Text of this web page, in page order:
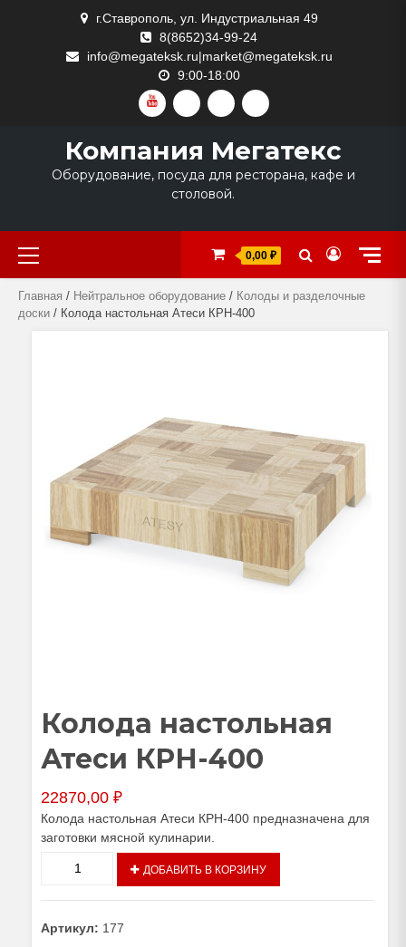
г.Ставрополь, ул. Индустриальная 49
8(8652)34-99-24
info@megateksk.ru|market@megateksk.ru
9:00-18:00
YOUTUBEVKVIDEORUTUBEDZEN
Компания Мегатекс
Оборудование, посуда для ресторана, кафе и
столовой.
Primary
Menu
0,00 ₽
Главная / Нейтральное оборудование / Колоды и разделочные
доски / Колода настольная Атеси КРН-400
Колода настольная
Атеси КРН-400
22870,00 ₽
Колода настольная Атеси КРН-400 предназначена для
заготовки мясной кулинарии.
Колода
Атеси
ДОБАВИТЬ В КОРЗИНУ
Артикул: 177